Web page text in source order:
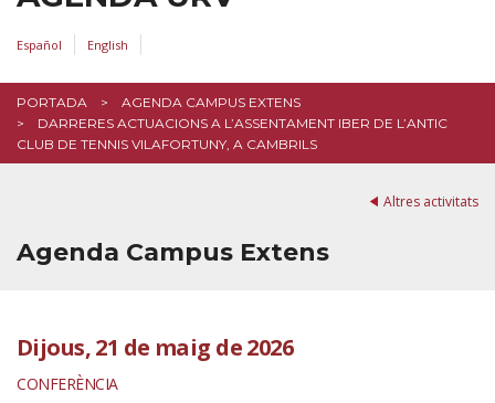
Español English
PORTADA
AGENDA CAMPUS EXTENS
DARRERES ACTUACIONS A L’ASSENTAMENT IBER DE L’ANTIC
CLUB DE TENNIS VILAFORTUNY, A CAMBRILS
Altres activitats
Agenda Campus Extens
Dijous, 21 de maig de 2026
CONFERÈNCIA